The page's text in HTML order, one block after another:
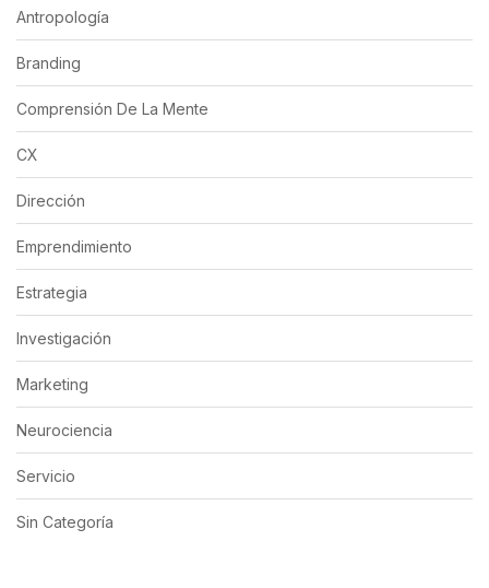
Antropología
Branding
Comprensión De La Mente
CX
Dirección
Emprendimiento
Estrategia
Investigación
Marketing
Neurociencia
Servicio
Sin Categoría